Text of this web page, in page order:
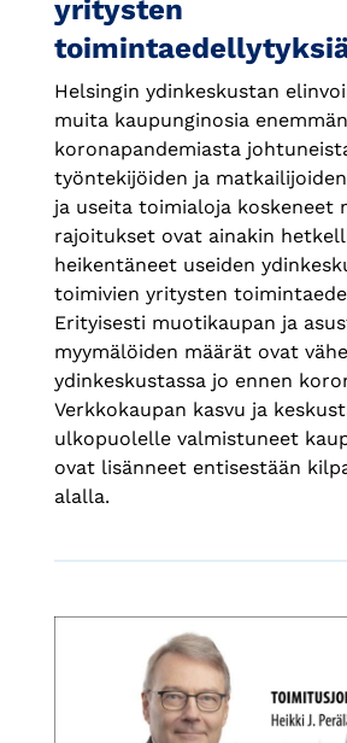
yritysten
Helsingin ydinkeskustan
muita kaupunginosia enemmän
koronapandemiasta
työntekijöiden ja
ja useita toimialoja koskeneet
rajoitukset ovat ainakin
heikentäneet useiden
toimivien yritysten
Erityisesti muotikaupan ja
myymälöiden määrät ovat
ydinkeskustassa jo ennen
Verkkokaupan kasvu ja
ulkopuolelle valmistuneet
ovat lisänneet entisestään
alalla.